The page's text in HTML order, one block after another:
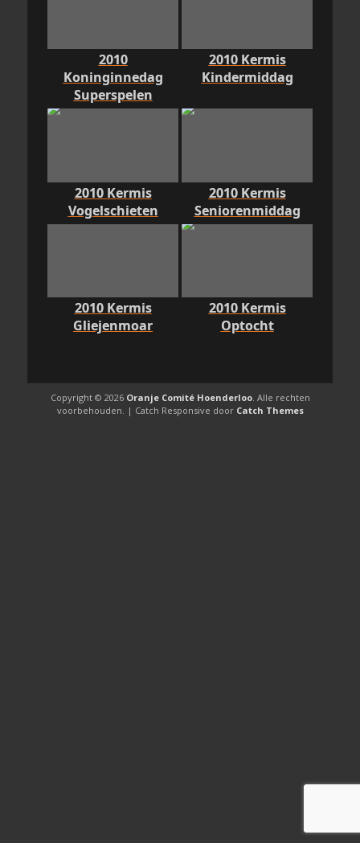
2010
Koninginnedag
Superspelen
2010 Kermis
Kindermiddag
2010 Kermis
Vogelschieten
2010 Kermis
Seniorenmiddag
2010 Kermis
Gliejenmoar
2010 Kermis
Optocht
Copyright © 2026 Oranje Comité Hoenderloo. Alle rechten
voorbehouden. | Catch Responsive door Catch Themes